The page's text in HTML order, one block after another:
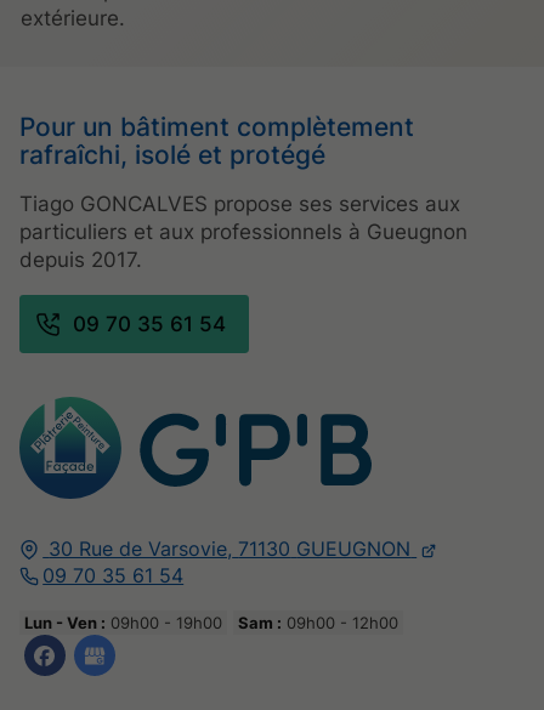
extérieure.
30 Rue de Varsovie, 71130 GUEUGNON
09 70 35 61 54
Lun - Ven : 09h00 - 19h00 Sam : 09h00 - 12h00
Pour un bâtiment complètement
rafraîchi, isolé et protégé
Tiago GONCALVES propose ses services aux
particuliers et aux professionnels à Gueugnon
depuis 2017.
09 70 35 61 54